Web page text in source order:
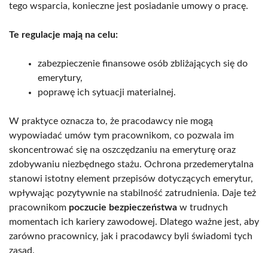
tego wsparcia, konieczne jest posiadanie umowy o pracę.
Te regulacje mają na celu:
zabezpieczenie finansowe osób zbliżających się do
emerytury,
poprawę ich sytuacji materialnej.
W praktyce oznacza to, że pracodawcy nie mogą
wypowiadać umów tym pracownikom, co pozwala im
skoncentrować się na oszczędzaniu na emeryturę oraz
zdobywaniu niezbędnego stażu. Ochrona przedemerytalna
stanowi istotny element przepisów dotyczących emerytur,
wpływając pozytywnie na stabilność zatrudnienia. Daje też
pracownikom poczucie bezpieczeństwa w trudnych
momentach ich kariery zawodowej. Dlatego ważne jest, aby
zarówno pracownicy, jak i pracodawcy byli świadomi tych
zasad.